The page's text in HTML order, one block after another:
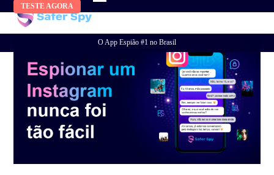
content
TESTE AGORA
O App Espião #1 no Brasil